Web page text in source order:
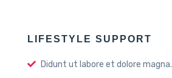
LIFESTYLE SUPPORT
Didunt ut labore et dolore magna.